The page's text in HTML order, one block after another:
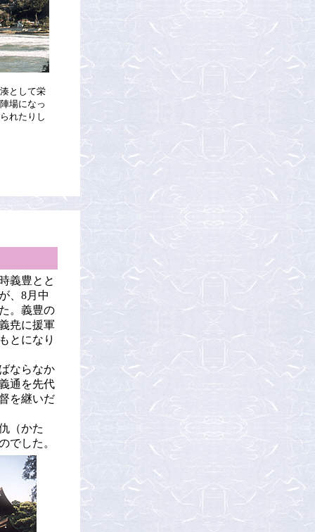
として栄
場になっ
れたりし
義豊とと
、8月中
。義豊の
尭に援軍
とになり
ならなか
通を先代
を継いだ
（かた
でした。